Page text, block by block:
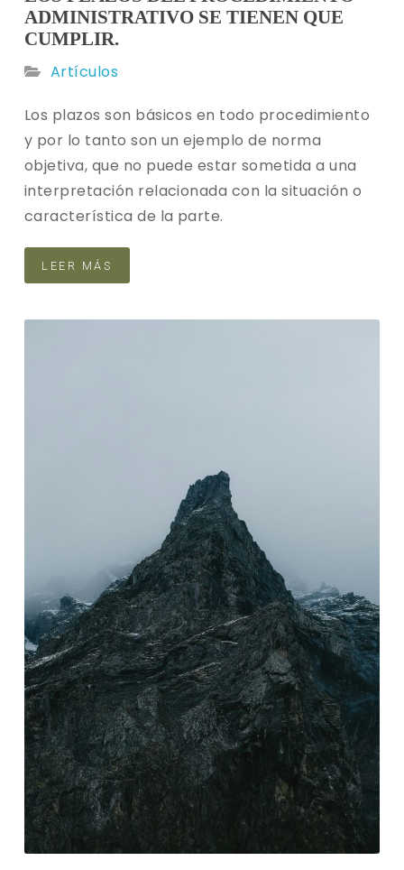
ADMINISTRATIVO SE TIENEN QUE
CUMPLIR.
Artículos
Los plazos son básicos en todo procedimiento
y por lo tanto son un ejemplo de norma
objetiva, que no puede estar sometida a una
interpretación relacionada con la situación o
característica de la parte.
LEER MÁS